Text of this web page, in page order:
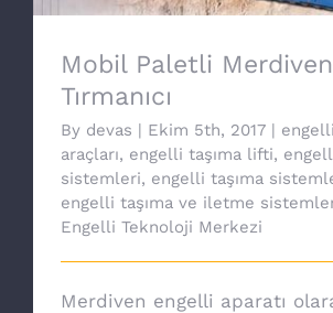
Mobil Paletli Merdiven
Tırmanıcı
By devas | Ekim 5th, 2017 |
araçları, engelli taşıma lifti,
sistemleri, engelli taşıma
engelli taşıma ve iletme
Engelli Teknoloji Merkezi
Merdiven engelli aparatı